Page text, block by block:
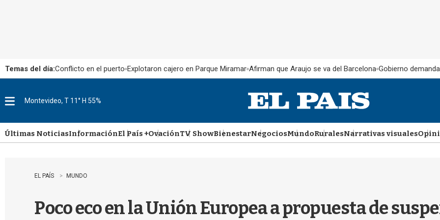
Temas del día:Conflicto en el puerto Explotaron cajero en Parque Miramar Afirman que Araujo se va del Barcelona Gobierno
u
Montevideo, T 11° H 55%
Últimas NoticiasInformaciónEl País +OvaciónTV ShowBienestarNegociosMundoRuralesNarrativas visuales
EL PAÍS MUNDO
Poco eco en la Unión Europea a propuesta de